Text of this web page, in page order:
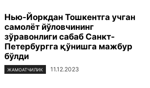
Нью-Йоркдан Тошкентга учган
самолёт йўловчининг
зўравонлиги сабаб Санкт-
Петербургга қўнишга мажбур
бўлди
ЖАМОАТЧИЛИК 11.12.2023